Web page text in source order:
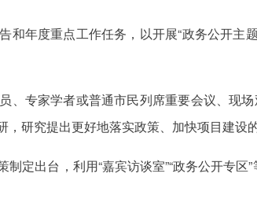
和年度重点工作任务，以开展“政务公开主
、专家学者或普通市民列席重要会议、现
研究提出更好地落实政策、加快项目建设的
制定出台，利用“嘉宾访谈室”“政务公开专